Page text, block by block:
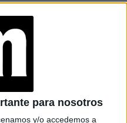
para nosotros
y/o accedemos a
PERFECTO PARA
LOS DÍAS DE FRÍO: